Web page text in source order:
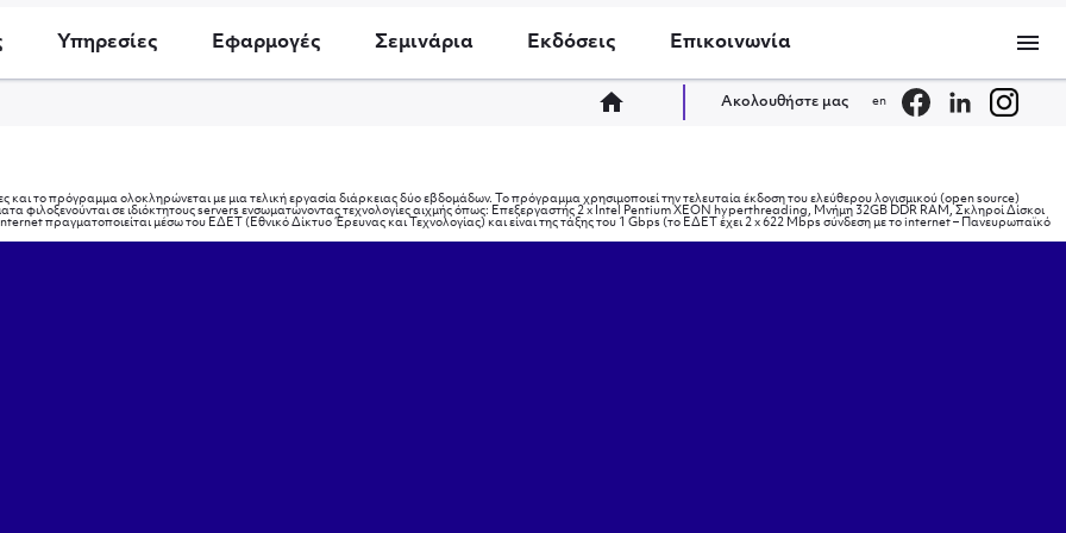
Υπηρεσίες Εφαρμογές Σεμινάρια Εκδόσεις Επικοινωνία menu
home Ακολουθήστε μας en
το πρόγραμμα ολοκληρώνεται με μια τελική εργασία διάρκειας δύο εβδομάδων. Το πρόγραμμα χρησιμοποιεί την τελευταία έκδοση του ελεύθερου λογισμικού (open source)
φιλοξενούνται σε ιδιόκτητους servers ενσωματώνοντας τεχνολογίες αιχμής όπως: Επεξεργαστής 2 x Intel Pentium XEON hyperthreading, Μνήμη 32GB DDR RAM, Σκληροί Δίσκοι
πραγματοποιείται μέσω του ΕΔΕΤ (Εθνικό Δίκτυο Έρευνας και Τεχνολογίας) και είναι της τάξης του 1 Gbps (το ΕΔΕΤ έχει 2 x 622 Mbps σύνδεση με το internet – Πανευρωπαϊκό